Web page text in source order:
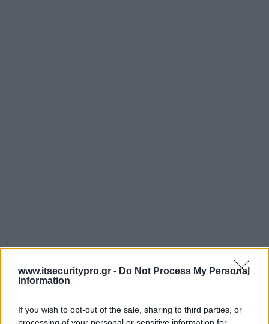
www.itsecuritypro.gr - Do Not Process My Personal
Information
If you wish to opt-out of the sale, sharing to third parties, or